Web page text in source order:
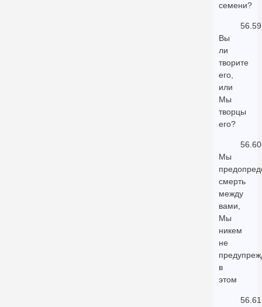
семени?
56.59
Вы
ли
творите
его,
или
Мы
творцы
его?
56.60
Мы
смерть
между
вами,
Мы
никем
не
в
этом
56.61